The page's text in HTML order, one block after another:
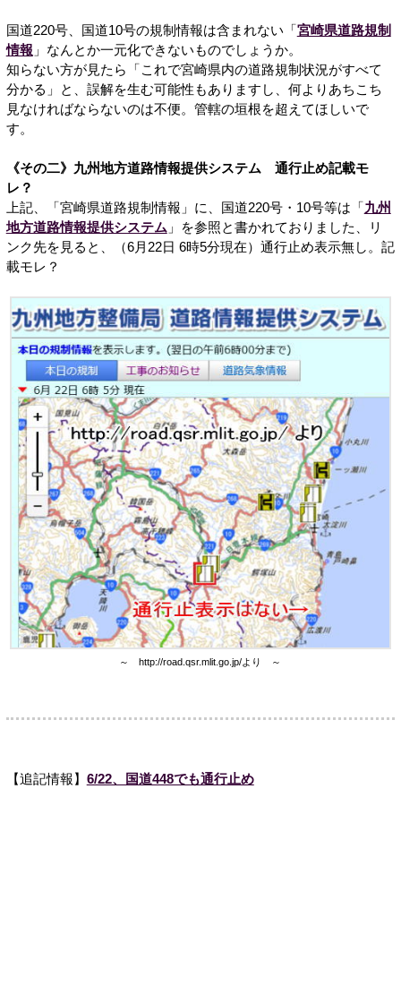
国道220号、国道10号の規制情報は含まれない「 宮崎県道路規制
情報 」なんとか一元化できないものでしょうか。
知らない方が見たら「これで宮崎県内の道路規制状況がすべて
分かる」と、誤解を生む可能性もありますし、何よりあちこち
見なければならないのは不便。管轄の垣根を超えてほしいで
す。
《その二》九州地方道路情報提供システム 通行止め記載モ
レ？
上記、「宮崎県道路規制情報」に、国道220号・10号等は「 九州
地方道路情報提供システム 」を参照と書かれておりました、リ
ンク先を見ると、（6月22日 6時5分現在）通行止め表示無し。記
載モレ？
～ http://road.qsr.mlit.go.jp/より ～
【追記情報】 6/22、国道448でも通行止め